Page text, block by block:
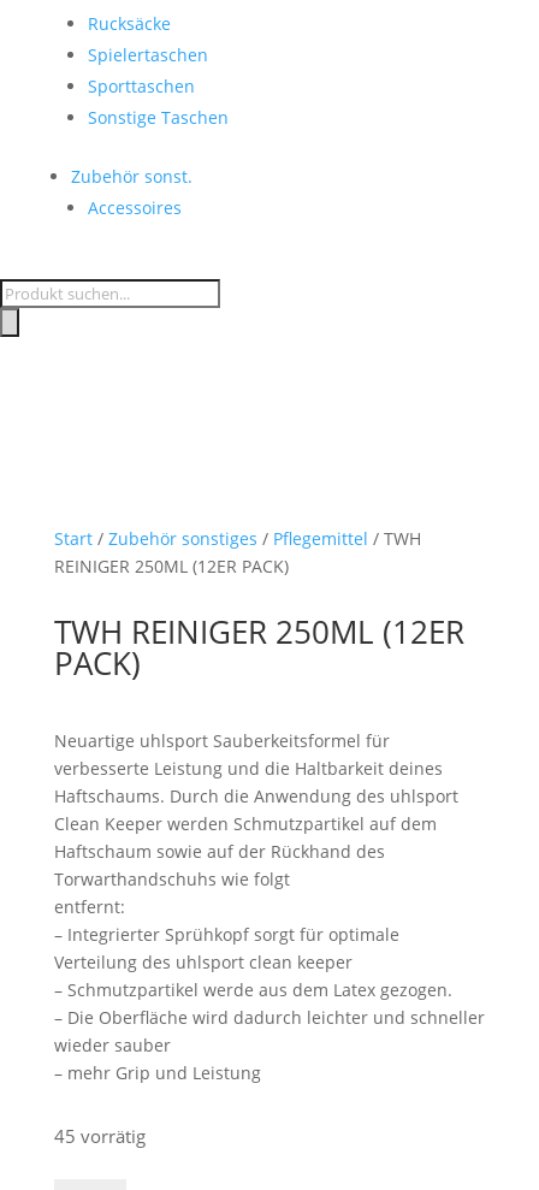
Rucksäcke
Spielertaschen
Sporttaschen
Sonstige Taschen
Zubehör sonst.
Accessoires
Products
Start/ Zubehör sonstiges / Pflegemittel / TWH
REINIGER 250ML (12ER PACK)
TWH REINIGER 250ML (12ER
PACK)
Neuartige uhlsport Sauberkeitsformel für
verbesserte Leistung und die Haltbarkeit deines
Haftschaums. Durch die Anwendung des uhlsport
Clean Keeper werden Schmutzpartikel auf dem
Haftschaum sowie auf der Rückhand des
Torwarthandschuhs wie folgt
entfernt:
– Integrierter Sprühkopf sorgt für optimale
Verteilung des uhlsport clean keeper
– Schmutzpartikel werde aus dem Latex gezogen.
– Die Oberfläche wird dadurch leichter und schneller
wieder sauber
– mehr Grip und Leistung
45 vorrätig